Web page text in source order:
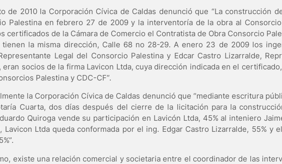
de 2010 la Corporación Cívica de Caldas denunció que “La construcción
Palestina en febrero 27 de 2009 y la interventoría de la obra al
certificados de la Cámara de Comercio el Contratista de Obra Consorcio
tienen la misma dirección, Calle 68 no 28-29. A enero 23 de 2009 los
Legal del Consorcio Palestina y Edcar Castro Lizarralde,
eran socios de la firma Lavicon Ltda, cuya dirección indicada en el
Palestina y CDC-CF”.
la Corporación Cívica de Caldas denunció que “mediante escritura
Cuarta, dos días después del cierre de la licitación para la
Quiroga vende su participación en Lavicón Ltda, 45% al inteniero
Lavicon Ltda queda conformada por el ing. Edgar Castro Lizarralde, 55% y
existe una relación comercial y societaria entre el coordinador de las